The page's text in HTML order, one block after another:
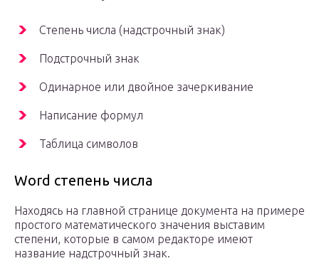
Степень числа (надстрочный знак)
Подстрочный знак
Одинарное или двойное зачеркивание
Написание формул
Таблица символов
Word степень числа
Находясь на главной странице документа на примере
простого математического значения выставим
степени, которые в самом редакторе имеют
название надстрочный знак.